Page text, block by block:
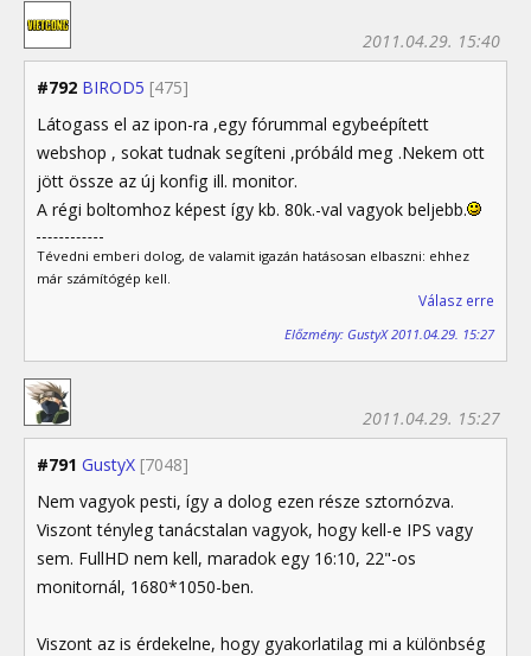
#792 BIROD5 [475]
2011.04.29. 15:40
Látogass el az ipon-ra ,egy fórummal egybeépített
webshop , sokat tudnak segíteni ,próbáld meg .Nekem ott
jött össze az új konfig ill. monitor.
A régi boltomhoz képest így kb. 80k.-val vagyok beljebb.
Tévedni emberi dolog, de valamit igazán hatásosan elbaszni: ehhez
már számítógép kell.
Válasz erre
Előzmény: GustyX 2011.04.29. 15:27
#791 GustyX [7048]
2011.04.29. 15:27
Nem vagyok pesti, így a dolog ezen része sztornózva.
Viszont tényleg tanácstalan vagyok, hogy kell-e IPS vagy
sem. FullHD nem kell, maradok egy 16:10, 22"-os
monitornál, 1680*1050-ben.
Viszont az is érdekelne, hogy gyakorlatilag mi a különbség